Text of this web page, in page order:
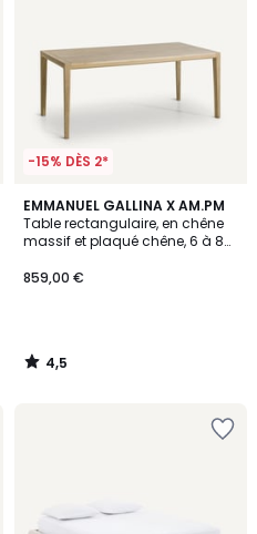
-15% DÈS 2*
EMMANUEL GALLINA X AM.PM
Table rectangulaire, en chêne
massif et plaqué chêne, 6 à 8
859,00 €
4,5
/ 5
4,5
/